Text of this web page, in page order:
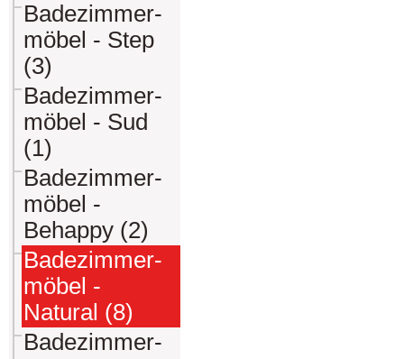
Badezimmer-
möbel - Step
(3)
Badezimmer-
möbel - Sud
(1)
Badezimmer-
möbel -
Behappy (2)
Badezimmer-
möbel -
Natural (8)
Badezimmer-